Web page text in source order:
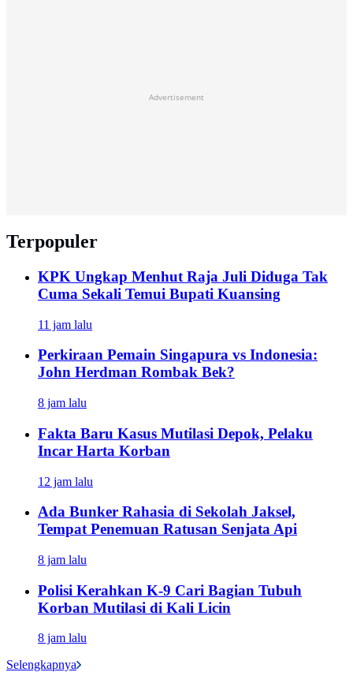
Advertisement
Terpopuler
KPK Ungkap Menhut Raja Juli Diduga Tak
Cuma Sekali Temui Bupati Kuansing
11 jam lalu
Perkiraan Pemain Singapura vs Indonesia:
John Herdman Rombak Bek?
8 jam lalu
Fakta Baru Kasus Mutilasi Depok, Pelaku
Incar Harta Korban
12 jam lalu
Ada Bunker Rahasia di Sekolah Jaksel,
Tempat Penemuan Ratusan Senjata Api
8 jam lalu
Polisi Kerahkan K-9 Cari Bagian Tubuh
Korban Mutilasi di Kali Licin
8 jam lalu
Selengkapnya